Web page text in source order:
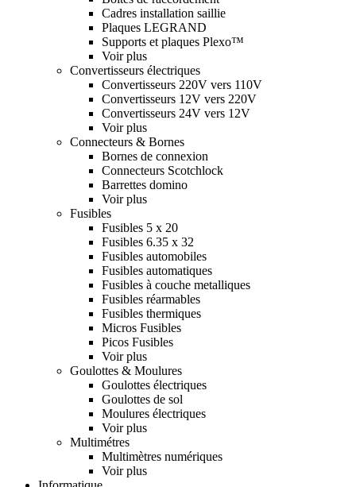
Cadres installation saillie
Plaques LEGRAND
Supports et plaques Plexo™
Voir plus
Convertisseurs électriques
Convertisseurs 220V vers 110V
Convertisseurs 12V vers 220V
Convertisseurs 24V vers 12V
Voir plus
Connecteurs & Bornes
Bornes de connexion
Connecteurs Scotchlock
Barrettes domino
Voir plus
Fusibles
Fusibles 5 x 20
Fusibles 6.35 x 32
Fusibles automobiles
Fusibles automatiques
Fusibles à couche metalliques
Fusibles réarmables
Fusibles thermiques
Micros Fusibles
Picos Fusibles
Voir plus
Goulottes & Moulures
Goulottes électriques
Goulottes de sol
Moulures électriques
Voir plus
Multimétres
Multimètres numériques
Voir plus